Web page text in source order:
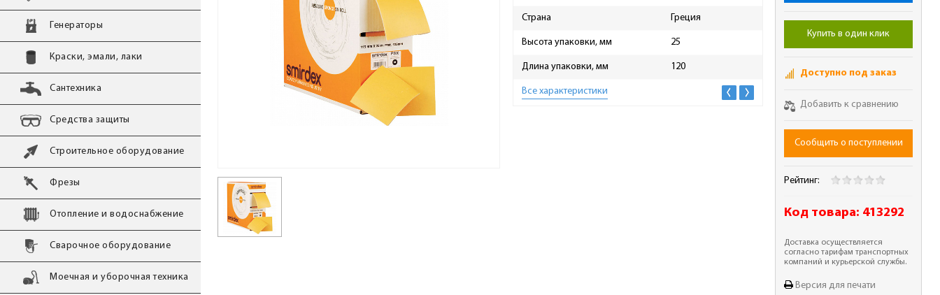
Генераторы
Краски, эмали, лаки
Сантехника
Средства защиты
Строительное оборудование
Фрезы
Отопление и водоснабжение
Сварочное оборудование
Моечная и уборочная техника
Страна Греция
Высота упаковки, мм 25
Длина упаковки, мм 120
Все характеристики
Купить в один клик
Доступно под заказ
Добавить к сравнению
Сообщить о поступлении
Рейтинг:
Код товара: 413292
Доставка осуществляется
согласно тарифам транспортных
компаний и курьерской службы.
Версия для печати